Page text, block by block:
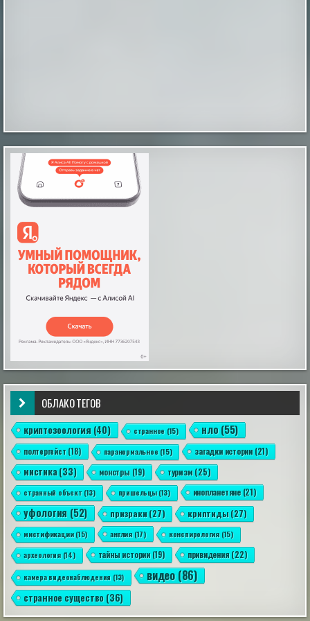
Таинственные отпечатки босых детских ног
Аргентина, на Испанской улице, происходят
«паранормальные события», как их обозвали
местные журналисты. Вот уже какое-то время по
утрам и продавцы и покупатели замечают на полу
магазина отпечатки босых человеческих ног, как
будто ступни были испачканы в черной грязи или
угольной пыли. По слова...
incogniterra.ru | 25th Jul 2026
Звёзды не решают: наука развенчала миф о
совместимости знаков зодиака
В современном обществе астрология занимает
особое место: многие люди, особенно женщины,
склонны верить, что их личная жизнь и выбор
партнёра зависят от расположения звёзд.
esoreiter.ru | 24th May 2026
The Unsettling Account of Max Spiers and
Dark and Deadly Projects!
The conspiracies surrounding "super soldiers" are just as
ОБЛАКО ТЕГОВ
криптозоология(40) странное (15) нло(55)
полтергейст(18) паранормальное(15) загадки истории(21)
мистика(33) монстры(19) туризм(25)
странный объект(13) пришельцы(13) инопланетяне(21)
уфология (52) призраки(27) криптиды(27)
мистификации(15) англия(17) конспирология(15)
археология(14) тайны истории(19) привидения(22)
камера видеонаблюдения (13) видео(86)
странное существо (36)